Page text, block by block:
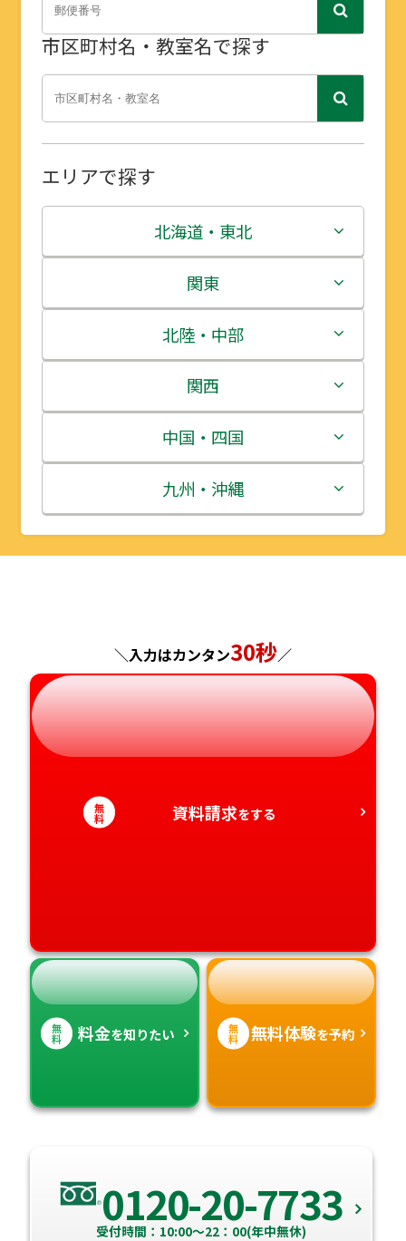
市区町村名・教室名で探す
エリアで探す
北海道・東北
北海道
青森県
岩手県
宮城県
秋田県
山形県
関東
茨城県
栃木県
群馬県
埼玉県
千葉県
北陸・中部
新潟県
富山県
石川県
福井県
静岡県
関西
三重県
滋賀県
京都府
和歌山県
中国・四国
鳥取県
島根県
徳島県
九州・沖縄
福岡県
熊本県
大分県
＼入力はカンタン30秒／
無
料 資料請求をする
無
料 料金を知りたい 無
料 無料体験を予約
0120-20-7733
受付時間：10:00～22：00(年中無休)